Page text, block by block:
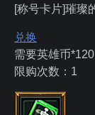
[称号卡片]璀璨
兑换
需要英雄币*120
限购次数：1